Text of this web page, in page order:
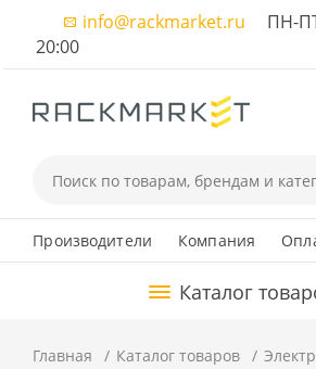
info@rackmarket.ru ПН-
20:00
Производители Компания
Каталог
Главная Каталог товаров